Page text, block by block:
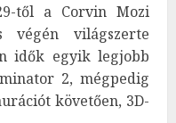
től a Corvin Mozi
végén világszerte
idők egyik legjobb
2, mégpedig
követően, 3D-